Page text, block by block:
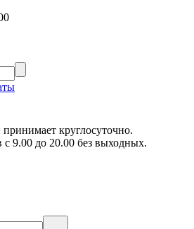
круглосуточно.
с 9.00 до 20.00 без выходных.